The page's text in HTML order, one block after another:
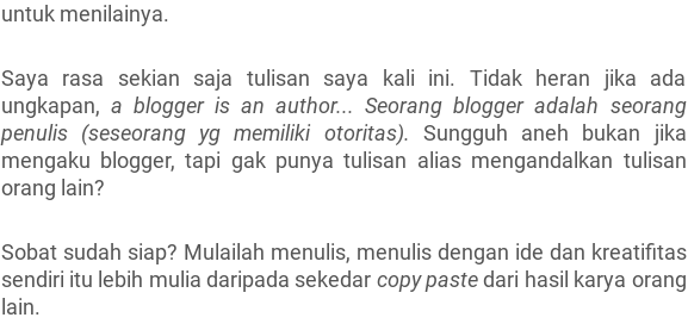
untuk menilainya.
Saya rasa sekian saja tulisan saya kali ini. Tidak heran jika ada
ungkapan, a blogger is an author... Seorang blogger adalah seorang
penulis (seseorang yg memiliki otoritas). Sungguh aneh bukan jika
mengaku blogger, tapi gak punya tulisan alias mengandalkan tulisan
orang lain?
Sobat sudah siap? Mulailah menulis, menulis dengan ide dan kreatifitas
sendiri itu lebih mulia daripada sekedar copy pastedari hasil karya orang
lain.